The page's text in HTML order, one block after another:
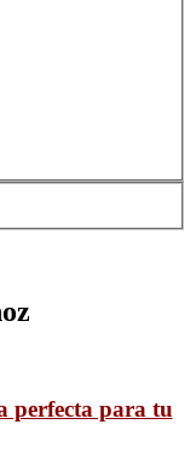
perfecta para tu